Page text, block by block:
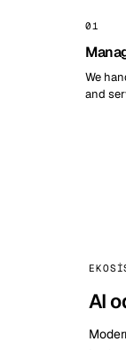
01
We
and
AI